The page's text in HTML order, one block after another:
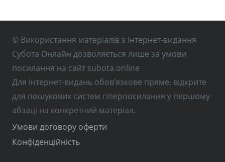
© Використання матеріалів з інтернет-видання
Субота Онлайн дозволяється лише за умови
посилання на сайт subota.online
Для інтернет-видань обов’язкове пряме, відкрите
для пошукових систем гіперпосилання у першому
абзаці на конкретний матеріал.
Умови договору оферти
Конфіденційність